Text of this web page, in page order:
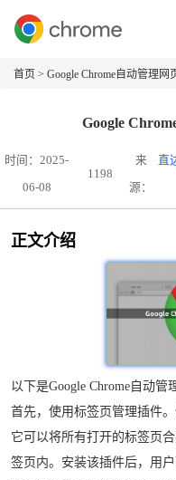
首页 > Google Chrome自动管理网
Google
时间：2025-
06-08
1198
来
源：
直
正文介绍
以下是Google Chrome自动管
首先，使用标签页管理插件。
它可以将所有打开的标签页
签页内。安装该插件后，用